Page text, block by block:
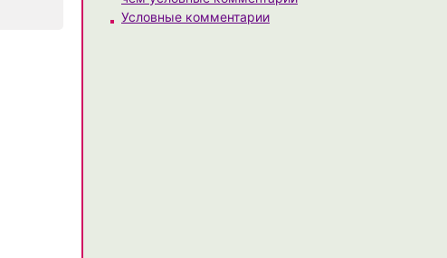
Условные комментарии